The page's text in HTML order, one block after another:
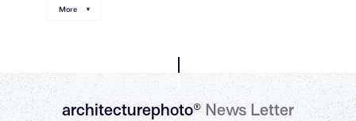
More
architecturephoto®News Letter